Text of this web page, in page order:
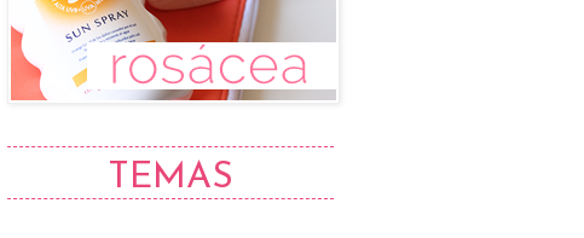
TEMAS